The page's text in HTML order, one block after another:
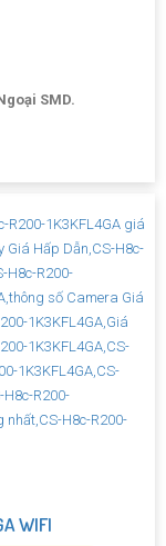
SMD.
WIFI